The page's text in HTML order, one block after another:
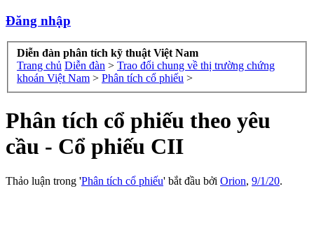
Đăng nhập
Diễn đàn phân tích kỹ thuật Việt Nam
Trang chủ Diễn đàn > Trao đổi chung về thị trường chứng
khoán Việt Nam > Phân tích cổ phiếu >
Phân tích cổ phiếu theo yêu
cầu - Cổ phiếu CII
Thảo luận trong 'Phân tích cổ phiếu' bắt đầu bởi Orion, 9/1/20.